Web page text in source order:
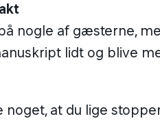
nogle af gæsterne,
lidt og blive
noget, at du lige